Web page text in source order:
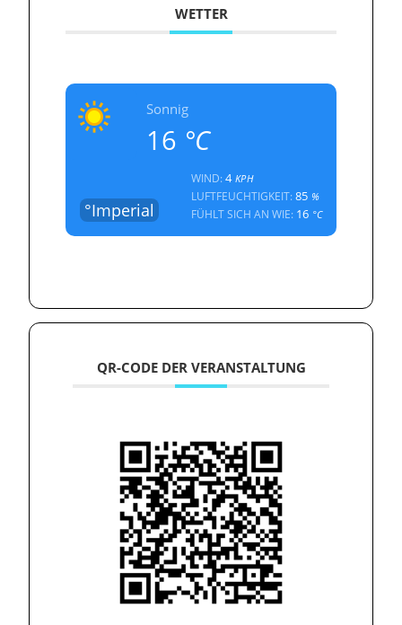
WETTER
Sonnig
16 °C
°Imperial
WIND:4KPH
LUFTFEUCHTIGKEIT:85 %
FÜHLT SICH AN WIE: 16 °C
QR-CODE DER VERANSTALTUNG